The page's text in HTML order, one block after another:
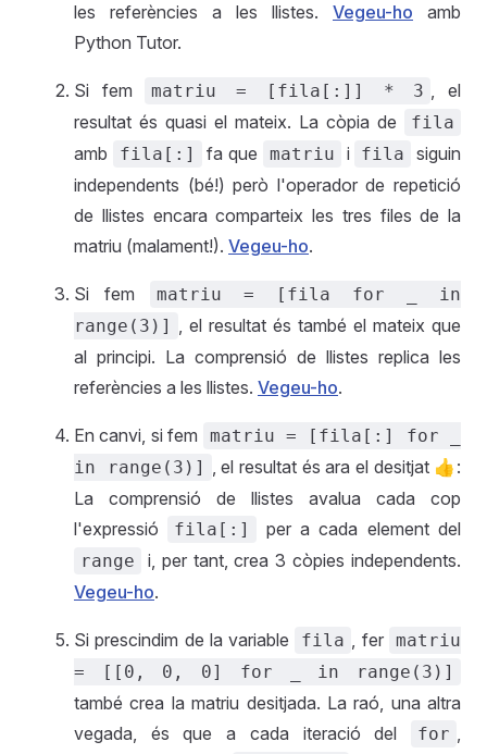
les referències a les llistes. Vegeu-ho amb
Python Tutor.
Si fem matriu = [fila[:]] * 3 , el
resultat és quasi el mateix. La còpia de
fila
amb fila[:] fa que matriu i fila
siguin
independents (bé!) però l'operador de repetició
de llistes encara comparteix les tres files de la
matriu (malament!). Vegeu-ho.
Si fem
matriu = [fila for _ in
range(3)] , el resultat és també el mateix que
al principi. La comprensió de llistes replica les
referències a les llistes. Vegeu-ho.
En canvi, si fem
matriu = [fila[:] for _
in range(3)] , el resultat és ara el desitjat 👍:
La comprensió de llistes avalua cada cop
l'expressió
fila[:] per a cada element del
range
i, per tant, crea 3 còpies independents.
Vegeu-ho.
Si prescindim de la variable fila , fer matriu
= [[0, 0, 0] for _ in range(3)]
també crea la matriu desitjada. La raó, una altra
vegada, és que a cada iteració del
for ,